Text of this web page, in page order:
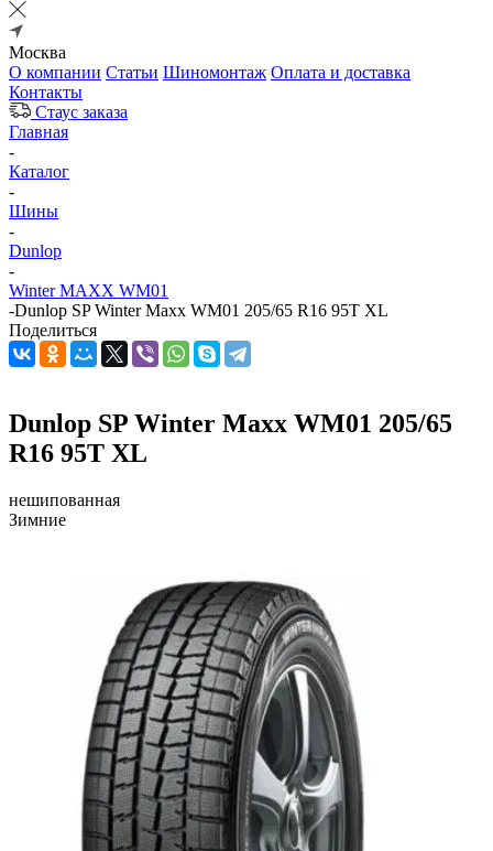
Москва
О компании Статьи Шиномонтаж Оплата и доставка
Контакты
Стаус заказа
Главная
-
Каталог
-
Шины
-
Dunlop
-
Winter MAXX WM01
-Dunlop SP Winter Maxx WM01 205/65 R16 95T XL
Поделиться
Dunlop SP Winter Maxx WM01 205/65
R16 95T XL
нешипованная
Зимние